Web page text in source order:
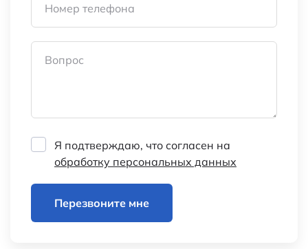
Корпус
Категория: Микросхемы прочие
Номер телефона
Вопрос
Я подтверждаю, что согласен на
обработку персональных данных
Перезвоните мне